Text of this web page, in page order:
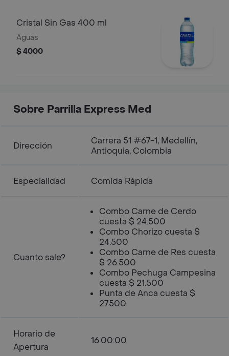
Cristal Sin Gas 400 ml
Aguas
$ 4000
Sobre Parrilla Express Med
Dirección
Carrera 51 #67-1, Medellín,
Antioquia, Colombia
Especialidad Comida Rápida
Cuanto sale?
Combo Carne de Cerdo
cuesta $ 24.500
Combo Chorizo cuesta $
24.500
Combo Carne de Res cuesta
$ 26.500
Combo Pechuga Campesina
cuesta $ 21.500
Punta de Anca cuesta $
27.500
Horario de
Apertura
16:00:00